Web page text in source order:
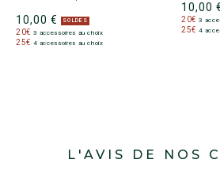
10,00 € SOLDES
20€ 3 accessoires au choix
25€ 4 accessoires au choix
10,00
20€ 3
25€ 4
L'AVIS DE NOS